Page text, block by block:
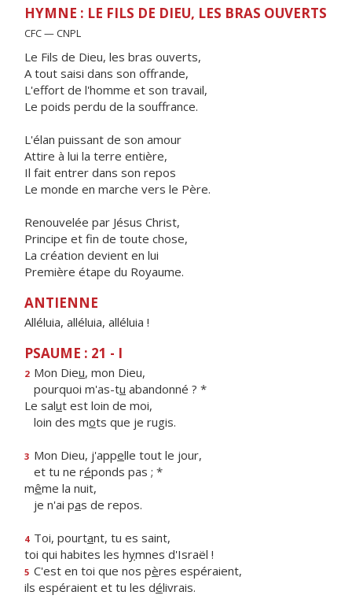
HYMNE : LE FILS DE DIEU, LES BRAS OUVERTS
CFC — CNPL
Le Fils de Dieu, les bras ouverts,
A tout saisi dans son offrande,
L'effort de l'homme et son travail,
Le poids perdu de la souffrance.
L'élan puissant de son amour
Attire à lui la terre entière,
Il fait entrer dans son repos
Le monde en marche vers le Père.
Renouvelée par Jésus Christ,
Principe et fin de toute chose,
La création devient en lui
Première étape du Royaume.
ANTIENNE
Alléluia, alléluia, alléluia !
PSAUME : 21 - I
2 Mon Dieu, mon Dieu,
pourquoi m'as-tu abandonné ? *
Le salut est loin de moi,
loin des mots que je rugis.
3 Mon Dieu, j'appelle tout le jour,
et tu ne réponds pas ; *
même la nuit,
je n'ai pas de repos.
4 Toi, pourtant, tu es saint,
toi qui habites les hymnes d'Israël !
5 C'est en toi que nos pères espéraient,
ils espéraient et tu les délivrais.